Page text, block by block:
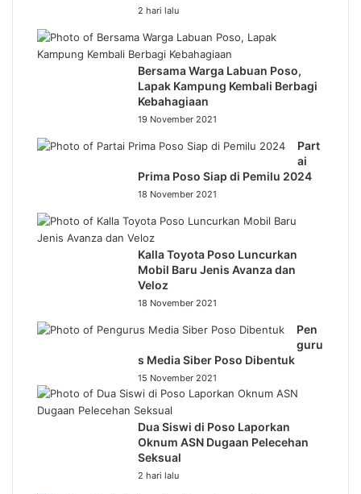
2 hari lalu
Bersama Warga Labuan Poso,
Lapak Kampung Kembali Berbagi
Kebahagiaan
19 November 2021
Part
ai
Prima Poso Siap di Pemilu 2024
18 November 2021
Kalla Toyota Poso Luncurkan
Mobil Baru Jenis Avanza dan
Veloz
18 November 2021
Pen
guru
s Media Siber Poso Dibentuk
15 November 2021
Dua Siswi di Poso Laporkan
Oknum ASN Dugaan Pelecehan
Seksual
2 hari lalu